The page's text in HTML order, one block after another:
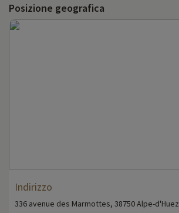
Posizione geografica
Indirizzo
336 avenue des Marmottes, 38750 Alpe-d'Huez